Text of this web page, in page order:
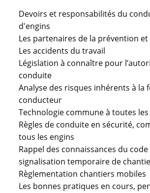
Devoirs et responsabilités du
d'engins
Les partenaires de la prévention
Les accidents du travail
Législation à connaître pour
conduite
Analyse des risques inhérents à la
conducteur
Technologie commune à toutes
Règles de conduite en sécurité,
tous les engins
Rappel des connaissances du
signalisation temporaire de
Règlementation chantiers mobiles
Les bonnes pratiques en cours,